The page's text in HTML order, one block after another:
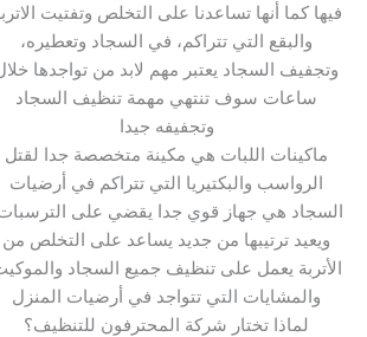
فيها كما أنها تساعدنا على التخلص وتفتيت
والبقع التي تتراكم، في السجاد وتعطيره،
وتجفيف السجاد يعتبر مهم لابد من تواجدها
ساعات سوف تنتهي مهمة تنظيف السجاد
وتجفيفه جيدا
ماكينات اللبات هي مكينة متخصصة جدا لقتل
الرواسب والبكتيريا التي تتراكم في أرضيات
السجاد هي جهاز قوي جدا يقضي على
ويعيد ترتيبها من جديد يساعد على التخلص من
الأتربة يعمل على تنظيف جميع السجاد
والمشايات التي تتواجد في أرضيات المنزل
لماذا تختار شركة المحترفون للتنظيف؟